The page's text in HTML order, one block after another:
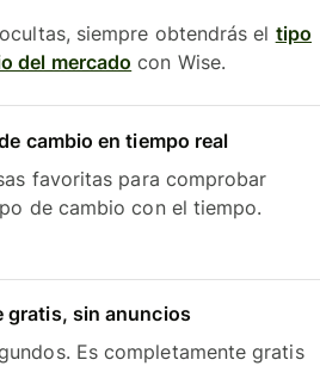
siempre obtendrás el tipo
del mercado con Wise.
cambio en tiempo real
favoritas para comprobar
de cambio con el tiempo.
gratis, sin anuncios
Es completamente gratis